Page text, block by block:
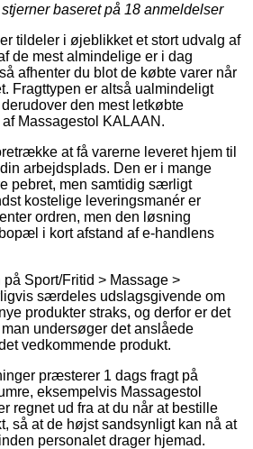
baseret på 18 anmeldelser
tildeler i øjeblikket et stort udvalg af
de mest almindelige er i dag
afhenter du blot de købte varer når
Fragttypen er altså ualmindeligt
den mest letkøbte
Massagestol KALAAN.
at få varerne leveret hjem til
arbejdsplads. Den er i mange
pebret, men samtidig særligt
kostelige leveringsmanér er
ordren, men den løsning
i kort afstand af e-handlens
Sport/Fritid > Massage >
særdeles udslagsgivende om
produkter straks, og derfor er det
undersøger det anslåede
vedkommende produkt.
præsterer 1 dags fragt på
eksempelvis Massagestol
regnet ud fra at du når at bestille
så at de højst sandsynligt kan nå at
personalet drager hjemad.